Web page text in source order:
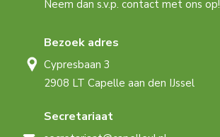
Neem dan s.v.p. contact met ons op!
Bezoek adres
Cypresbaan 3
2908 LT Capelle aan den IJssel
Secretariaat